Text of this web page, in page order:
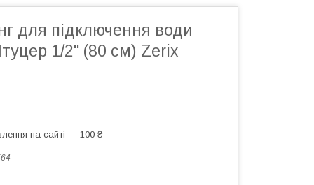
для підключення води
1/2'' (80 см) Zerix
на сайті — 100 ₴